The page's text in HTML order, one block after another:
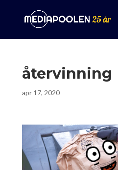
återvinning
apr 17, 2020